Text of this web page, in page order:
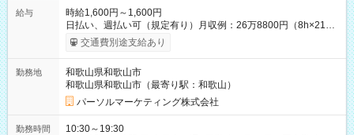
給与
時給1,600円～1,600円
日払い、週払い可（規定有り）月収例：26万8800円（8h×21
日） 【試用期間】試用期間なし
交通費別途支給あり
勤務地
和歌山県和歌山市
和歌山県和歌山市（最寄り駅：和歌山）
パーソルマーケティング株式会社
勤務時間
10:30～19:30